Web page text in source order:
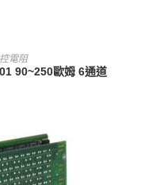
電阻
90~250歐姆 6通道